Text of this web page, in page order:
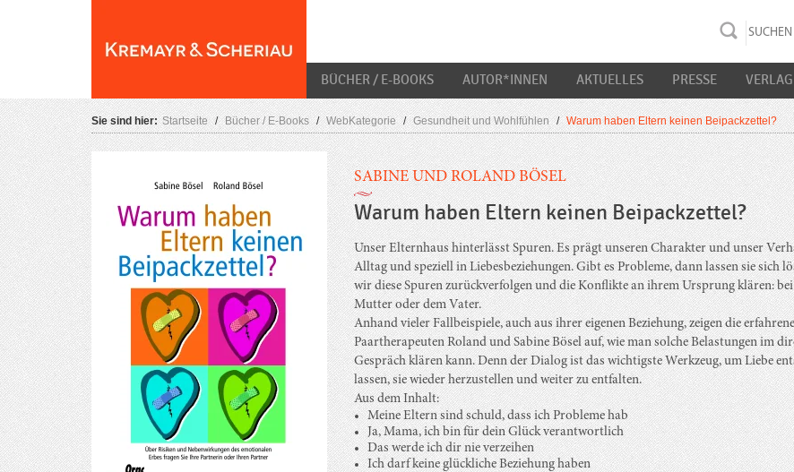
BÜCHER / E-BOOKS AUTOR*INNEN AKTUELLES PRESSE VERLAG
Sie sind hier: Startseite / Bücher / E-Books / WebKategorie / Gesundheit und Wohlfühlen / Warum haben Eltern keinen Beipackzettel?
SABINE UND ROLAND BÖSEL
Warum haben Eltern keinen Beipackzettel?
Unser Elternhaus hinterlässt Spuren. Es prägt unseren Charakter und unser
Alltag und speziell in Liebesbeziehungen. Gibt es Probleme, dann lassen sie sich
wir diese Spuren zurückverfolgen und die Konflikte an ihrem Ursprung klären:
Mutter oder dem Vater.
Anhand vieler Fallbeispiele, auch aus ihrer eigenen Beziehung, zeigen die
Paartherapeuten Roland und Sabine Bösel auf, wie man solche Belastungen im
Gespräch klären kann. Denn der Dialog ist das wichtigste Werkzeug, um Liebe
lassen, sie wieder herzustellen und weiter zu entfalten.
Aus dem Inhalt:
Meine Eltern sind schuld, dass ich Probleme hab
Ja, Mama, ich bin für dein Glück verantwortlich
Das werde ich dir nie verzeihen
Ich darf keine glückliche Beziehung haben